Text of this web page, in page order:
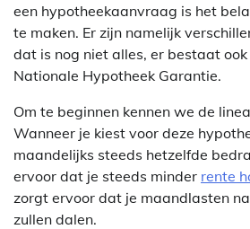
een hypotheekaanvraag is het
te maken. Er zijn namelijk
dat is nog niet alles, er bestaat
Nationale Hypotheek Garantie.
Om te beginnen kennen we de
Wanneer je kiest voor deze
maandelijks steeds hetzelfde
ervoor dat je steeds minder rente
zorgt ervoor dat je maandlasten
zullen dalen.